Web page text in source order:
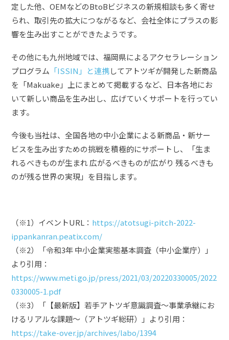
定した他、OEMなどのBtoBビジネスの新規相談も多く寄せ
られ、取引先の拡大につながるなど、会社全体にプラスの影
響を生み出すことができたようです。
その他にも九州地域では、福岡県によるアクセラレーション
プログラム 「ISSIN」と連携してアトツギが開発した新商品
を「Makuake」上にまとめて掲載するなど、日本各地にお
いて新しい商品を生み出し、広げていくサポートを行ってい
ます。
今後も当社は、全国各地の中小企業による新商品・新サー
ビスを生み出すための挑戦を積極的にサポートし、「生ま
れるべきものが生まれ 広がるべきものが広がり 残るべきも
のが残る世界の実現」を目指します。
（※1）イベントURL： https://atotsugi-pitch-2022-
ippankanran.peatix.com/
（※2）「令和3年 中小企業実態基本調査（中小企業庁）」
より引用：
https://www.meti.go.jp/press/2021/03/20220330005/2022
0330005-1.pdf
（※3）「【最新版】若手アトツギ意識調査～事業承継にお
けるリアルな課題～（アトツギ総研）」より引用：
https://take-over.jp/archives/labo/1394